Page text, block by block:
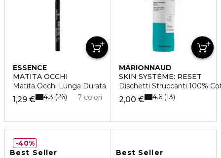
ESSENCE
MATITA OCCHI
Matita Occhi Lunga Durata
1,29 € 7 colori
4.3 26
MARIONNAUD
SKIN SYSTÈME: RESET
Dischetti Struccanti 100%
2,00 € 4.6 13
Best Seller
40%
Best Seller